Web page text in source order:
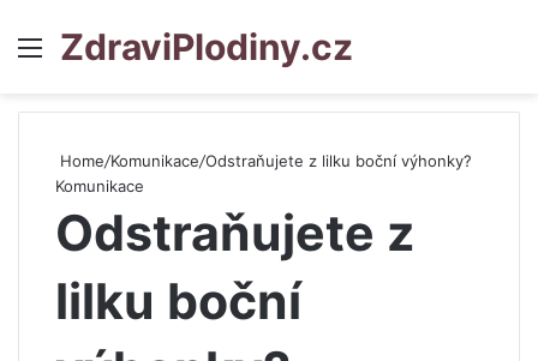
Menu
ZdraviPlodiny.cz
Home/Komunikace/Odstraňujete z lilku boční výhonky?
Komunikace
Odstraňujete z
lilku boční